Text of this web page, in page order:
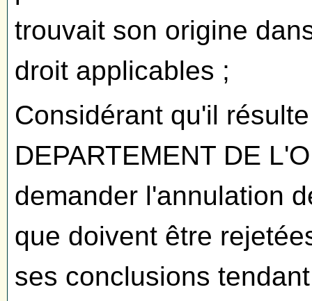
trouvait son origine
droit applicables ;
Considérant qu'il
DEPARTEMENT DE
demander l'annulation
que doivent être
ses conclusions